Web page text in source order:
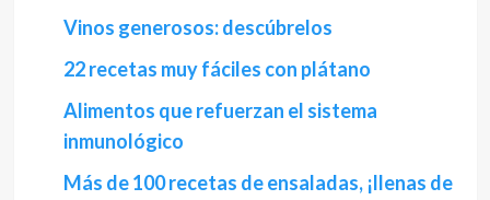
Vinos generosos: descúbrelos
22 recetas muy fáciles con plátano
Alimentos que refuerzan el sistema
inmunológico
Más de 100 recetas de ensaladas, ¡llenas de